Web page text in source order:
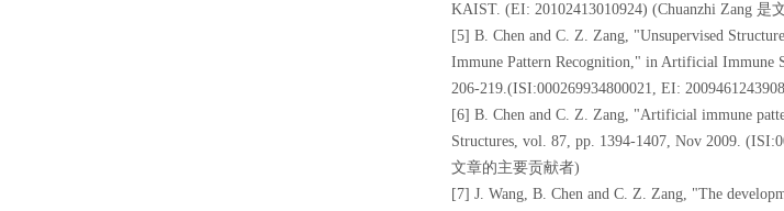
KAIST. (EI: 20102413010924) (Chuanzhi Zang 是
[5] B. Chen and C. Z. Zang, "Unsupervised
Immune Pattern Recognition," in Artificial Immune
206-219.(ISI:000269934800021, EI:
[6] B. Chen and C. Z. Zang, "Artificial immune
Structures, vol. 87, pp. 1394-1407, Nov 2009.
文章的主要贡献者)
[7] J. Wang, B. Chen and C. Z. Zang, "The